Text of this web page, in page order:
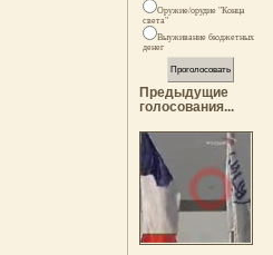
Оружие/орудие "Конца
света"
Выуживание бюджетных
денег
Предыдущие
голосования...